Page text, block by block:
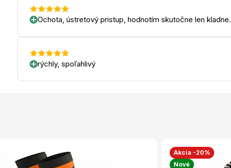
Ochota, ústretový pristup, hodnotím skutočne len kladne.
rýchly, spoľahlivý
Akcia -20%
Nové